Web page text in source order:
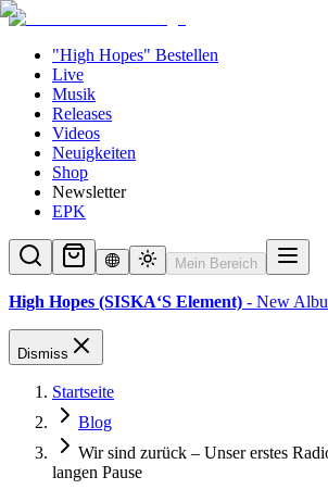
"High Hopes" Bestellen
Live
Musik
Releases
Videos
Neuigkeiten
Shop
Newsletter
EPK
Mein Bereich
High Hopes (SISKA‘S Element) - New
Dismiss
Startseite
Blog
Wir sind zurück – Unser erstes
langen Pause